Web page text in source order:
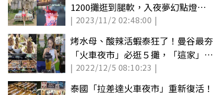
1200攤逛到腿軟，入夜夢幻點燈超
好拍
| 2023/11/2 02:48:00 |
烤水母、酸辣活蝦泰狂了！曼谷最夯
「火車夜市」必逛５攤，「這家」變
地標
| 2022/12/5 08:10:23 |
泰國「拉差達火車夜市」重新復活！